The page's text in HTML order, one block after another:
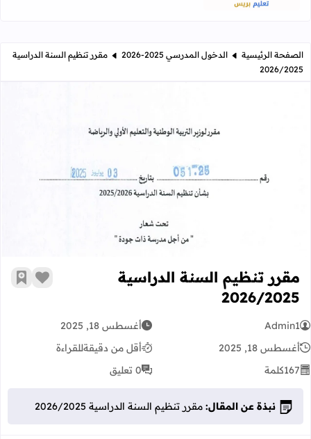
الصفحة الرئيسية الدخول المدرسي 2025-2026
مقرر تنظيم السنة الدراسية
2026/2025
مقرر تنظيم السنة الدراسية 2026/2025
مقرر تنظيم السنة الدراسية
2026/2025
زر أضف
Admin1
أغسطس 18, 2025
أغسطس 18, 2025
أقل من دقيقةللقراءة
167كلمة 0 تعليق
نبذة عن المقال: مقرر تنظيم السنة الدراسية 2026/2025